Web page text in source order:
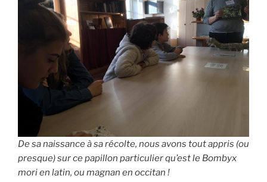
De sa naissance à sa récolte, nous avons tout appris (ou
presque) sur ce papillon particulier qu’est le Bombyx
morien latin, ou magnan en occitan !